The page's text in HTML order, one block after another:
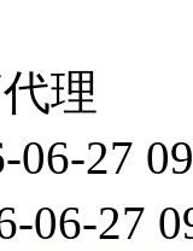
理
27
06-27